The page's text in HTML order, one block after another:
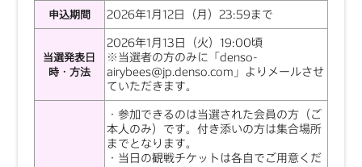
申込期間 2026年1月12日（月）23:59まで
当選発表日
時・方法
2026年1月13日（火）19:00頃
※当選者の方のみに「denso-
airybees@jp.denso.com」よりメールさせ
ていただきます。
・参加できるのは当選された会員の方（ご
本人のみ）です。付き添いの方は集合場所
までとなります。
・当日の観戦チケットは各自でご用意くだ